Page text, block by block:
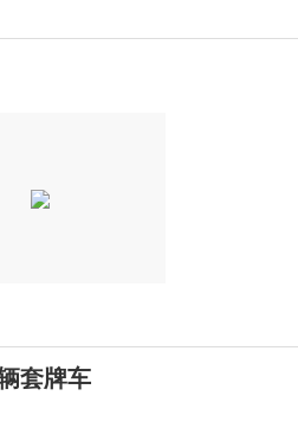
套牌车